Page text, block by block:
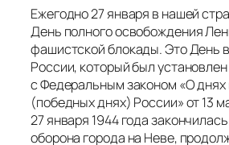
Ежегодно 27 января в нашей
День полного освобождения
фашистской блокады. Это День
России, который был
с Федеральным законом «О днях
(победных днях) России» от 13
27 января 1944 года
оборона города на Неве,